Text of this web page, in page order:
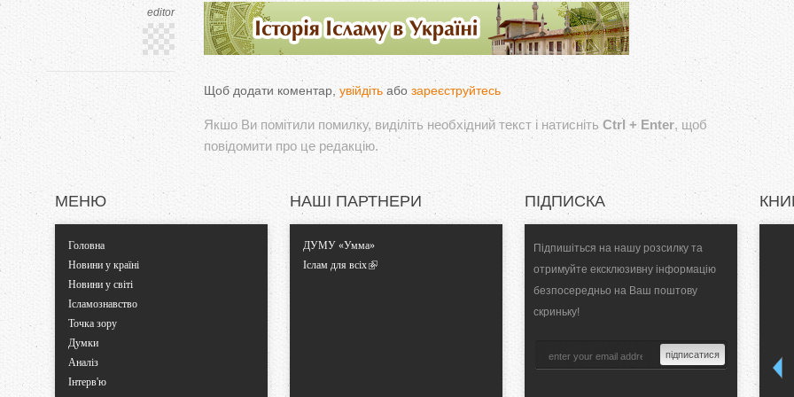
editor
Щоб додати коментар, увійдіть або зареєструйтесь
Якшо Ви помітили помилку, виділіть необхідний текст і натисніть Ctrl + Enter, щоб
повідомити про це редакцію.
МЕНЮ
Головна
Новини у країні
Новини у світі
Ісламознавство
Точка зору
Думки
Аналіз
Інтерв'ю
НАШІ ПАРТНЕРИ
ДУМУ «Умма»
Іслам для всіх
ПІДПИСКА
Підпишіться на нашу розсилку та
отримуйте ексклюзивну інформацію
безпосередньо на Ваш поштову
скриньку!